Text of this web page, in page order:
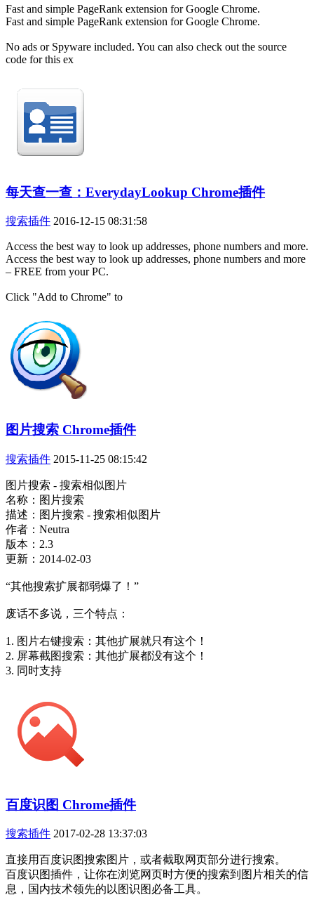
Fast and simple PageRank extension for Google Chrome.
Fast and simple PageRank extension for Google Chrome.
No ads or Spyware included. You can also check out the source
code for this ex
每天查一查：EverydayLookup Chrome插件
搜索插件 2016-12-15 08:31:58
Access the best way to look up addresses, phone numbers and more.
Access the best way to look up addresses, phone numbers and more
– FREE from your PC.
Click "Add to Chrome" to
图片搜索 Chrome插件
搜索插件 2015-11-25 08:15:42
图片搜索 - 搜索相似图片
名称：图片搜索
描述：图片搜索 - 搜索相似图片
作者：Neutra
版本：2.3
更新：2014-02-03
“其他搜索扩展都弱爆了！”
废话不多说，三个特点：
1. 图片右键搜索：其他扩展就只有这个！
2. 屏幕截图搜索：其他扩展都没有这个！
3. 同时支持
百度识图 Chrome插件
搜索插件 2017-02-28 13:37:03
直接用百度识图搜索图片，或者截取网页部分进行搜索。
百度识图插件，让你在浏览网页时方便的搜索到图片相关的信
息，国内技术领先的以图识图必备工具。